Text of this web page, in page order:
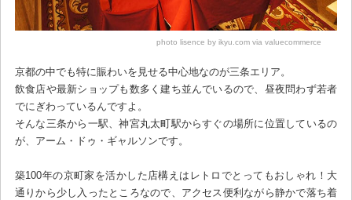
photo lisence by ikyu.com via valuecommerce
京都の中でも特に賑わいを見せる中心地なのが三条エリア。
飲食店や最新ショップも数多く建ち並んでいるので、昼夜問わず若者
でにぎわっているんですよ。
そんな三条から一駅、神宮丸太町駅からすぐの場所に位置しているの
が、アーム・ドゥ・ギャルソンです。
築100年の京町家を活かした店構えはレトロでとってもおしゃれ！大
通りから少し入ったところなので、アクセス便利ながら静かで落ち着